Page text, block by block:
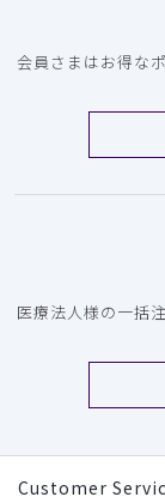
会員さまはお得な
医療法人様の一括
Customer